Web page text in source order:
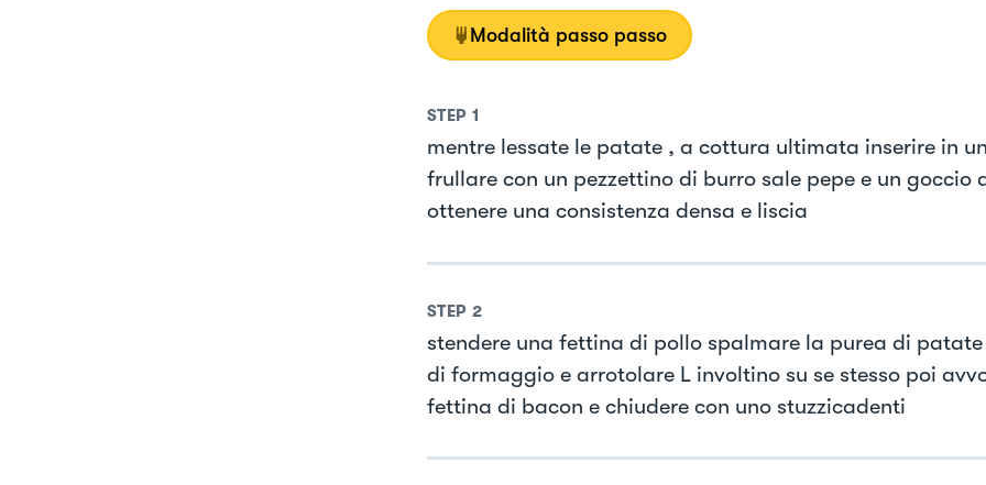
Modalità passo passo
STEP 1
mentre lessate le patate , a cottura ultimata inserire in
frullare con un pezzettino di burro sale pepe e un goccio
ottenere una consistenza densa e liscia
STEP 2
stendere una fettina di pollo spalmare la purea di patate
di formaggio e arrotolare L involtino su se stesso poi
fettina di bacon e chiudere con uno stuzzicadenti